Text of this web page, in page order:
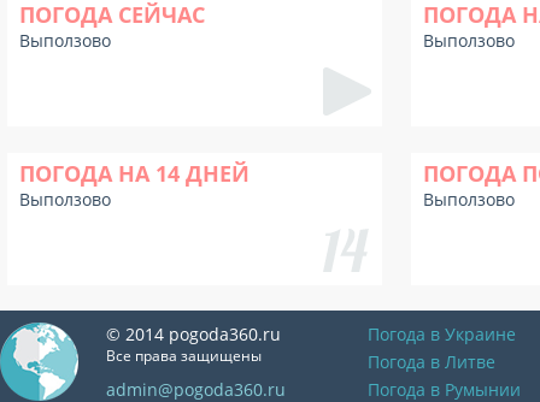
ПОГОДА СЕЙЧАС
Выползово
ПОГОДА
Выползово
ПОГОДА НА 14 ДНЕЙ
Выползово
ПОГОДА
Выползово
© 2014 pogoda360.ru
Все права защищены
admin@pogoda360.ru
Погода в Украине
Погода в Литве
Погода в Румынии